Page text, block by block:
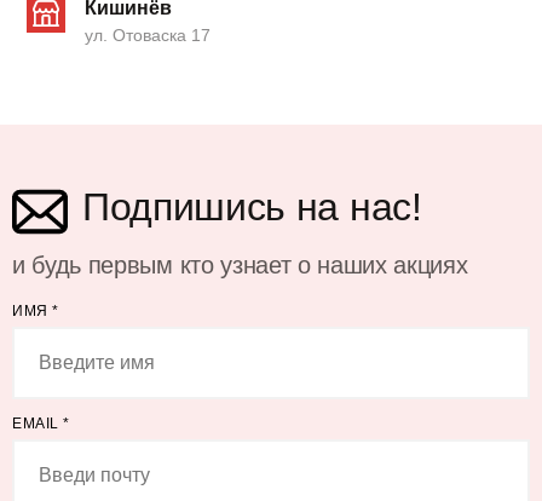
Кишинёв
ул. Отоваска 17
Подпишись на нас!
и будь первым кто узнает о наших акциях
ИМЯ *
EMAIL *